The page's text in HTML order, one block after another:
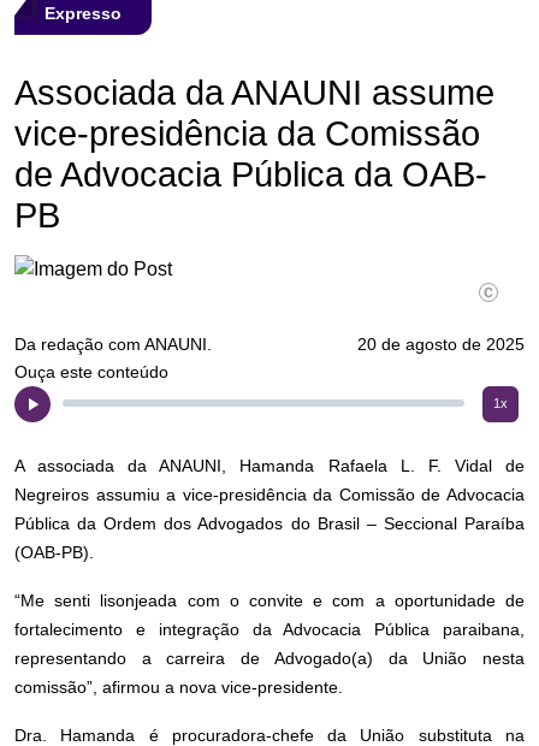
Expresso
Associada da ANAUNI assume
vice-presidência da Comissão
de Advocacia Pública da OAB-
PB
Da redação com ANAUNI.
20 de agosto de 2025
Ouça este conteúdo
1x
A associada da ANAUNI, Hamanda Rafaela L. F. Vidal de
Negreiros assumiu a vice-presidência da Comissão de Advocacia
Pública da Ordem dos Advogados do Brasil – Seccional Paraíba
(OAB-PB).
“Me senti lisonjeada com o convite e com a oportunidade de
fortalecimento e integração da Advocacia Pública paraibana,
representando a carreira de Advogado(a) da União nesta
comissão”, afirmou a nova vice-presidente.
Dra. Hamanda é procuradora-chefe da União substituta na